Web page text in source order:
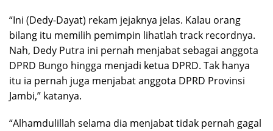
“Ini (Dedy-Dayat) rekam jejaknya jelas. Kalau orang
bilang itu memilih pemimpin lihatlah track recordnya.
Nah, Dedy Putra ini pernah menjabat sebagai anggota
DPRD Bungo hingga menjadi ketua DPRD. Tak hanya
itu ia pernah juga menjabat anggota DPRD Provinsi
Jambi,” katanya.
“Alhamdulillah selama dia menjabat tidak pernah gagal